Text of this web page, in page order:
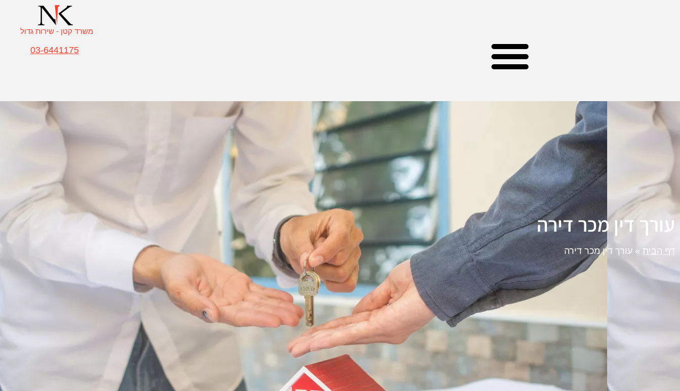
משרד קטן - שירות גדול
03-6441175
עורך דין מכר דירה
דף הבית » עורך דין מכר דירה